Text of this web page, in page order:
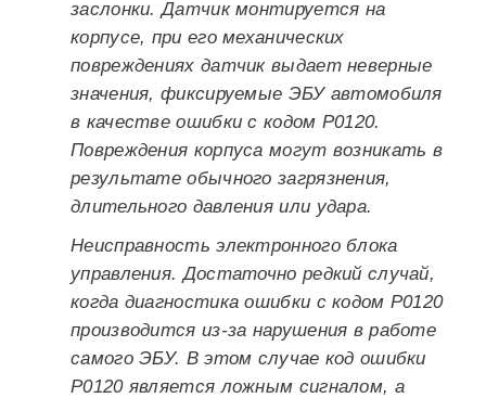
заслонки. Датчик монтируется на
корпусе, при его механических
повреждениях датчик выдает неверные
значения, фиксируемые ЭБУ автомобиля
в качестве ошибки с кодом P0120.
Повреждения корпуса могут возникать в
результате обычного загрязнения,
длительного давления или удара.
Неисправность электронного блока
управления. Достаточно редкий случай,
когда диагностика ошибки с кодом P0120
производится из-за нарушения в работе
самого ЭБУ. В этом случае код ошибки
P0120 является ложным сигналом, а